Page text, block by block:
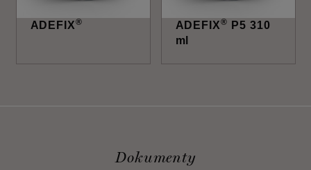
ADEFIX® ADEFIX®
P5 310
ml
Dokumenty